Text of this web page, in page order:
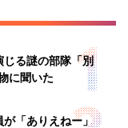
じる謎の部隊「別
に聞いた
が「ありえねー」